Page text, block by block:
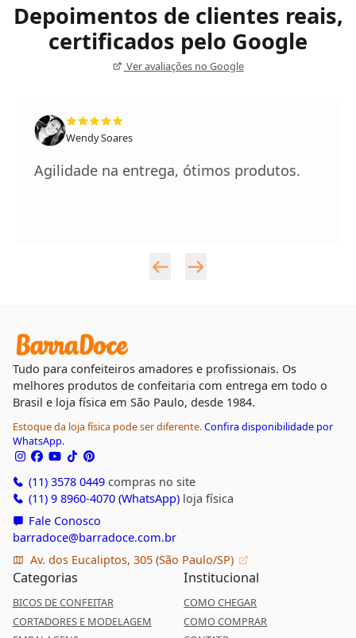
Depoimentos de clientes reais,
certificados pelo Google
Ver avaliações no Google
Wendy Soares
Agilidade na entrega, ótimos produtos.
Tudo para confeiteiros amadores e profissionais. Os
melhores produtos de confeitaria com entrega em todo o
Brasil e loja física em São Paulo, desde 1984.
Estoque da loja física pode ser diferente.Confira disponibilidade por
WhatsApp.
(11) 3578 0449compras no site
(11) 9 8960-4070 (WhatsApp)loja física
Fale Conosco
barradoce@barradoce.com.br
Av. dos Eucaliptos, 305 (São Paulo/SP)
Categorias
BICOS DE CONFEITAR
CORTADORES E MODELAGEM
Institucional
COMO CHEGAR
COMO COMPRAR